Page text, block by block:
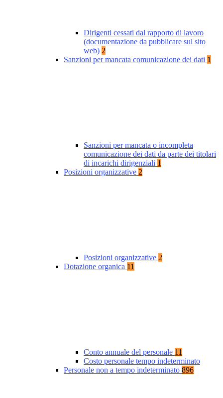
Dirigenti cessati dal rapporto di lavoro
(documentazione da pubblicare sul sito
web) 2
Sanzioni per mancata comunicazione dei dati 1
Sanzioni per mancata o incompleta
comunicazione dei dati da parte dei titolari
di incarichi dirigenziali 1
Posizioni organizzative 2
Posizioni organizzative 2
Dotazione organica 11
Conto annuale del personale 11
Costo personale tempo indeterminato
Personale non a tempo indeterminato 896